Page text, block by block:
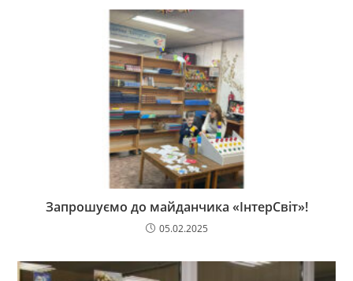
Запрошуємо до майданчика «ІнтерСвіт»!
05.02.2025